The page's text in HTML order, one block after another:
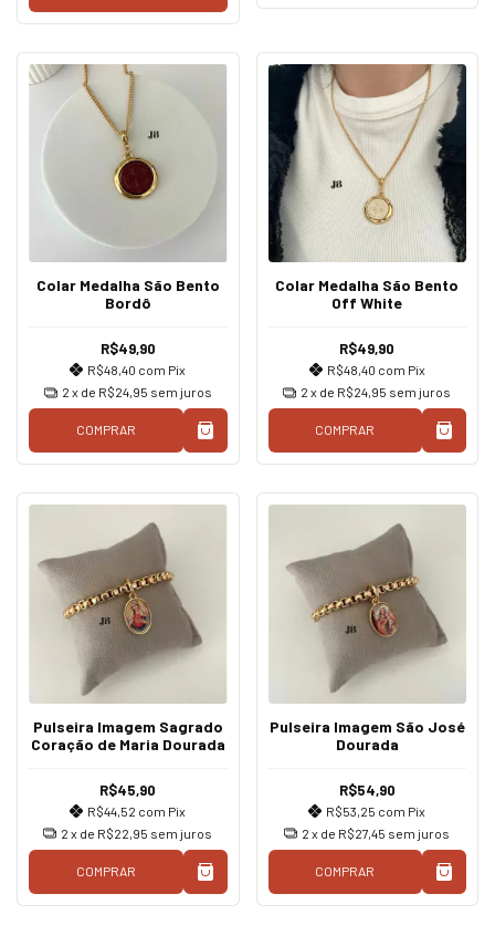
Colar Medalha São Bento
Bordô
R$49,90
R$48,40 com Pix
2 x de R$24,95 sem juros
COMPRAR
Colar Medalha São Bento
Off White
R$49,90
R$48,40 com Pix
2 x de R$24,95 sem juros
COMPRAR
Pulseira Imagem Sagrado
Coração de Maria Dourada
R$45,90
R$44,52 com Pix
2 x de R$22,95 sem juros
COMPRAR
Pulseira Imagem São José
Dourada
R$54,90
R$53,25 com Pix
2 x de R$27,45 sem juros
COMPRAR